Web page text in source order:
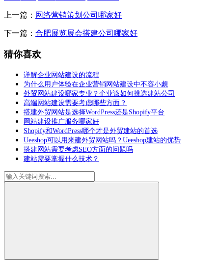
上一篇： 网络营销策划公司哪家好
下一篇： 合肥展览展会搭建公司哪家好
猜你喜欢
详解企业网站建设的流程
为什么用户体验在企业营销网站建设中不容小觑
外贸网站建设哪家专业？企业该如何挑选建站公司
高端网站建设需要考虑哪些方面？
搭建外贸网站是选择WordPress还是Shopify平台
网站建设推广服务哪家好
Shopify和WordPress哪个才是外贸建站的首选
Ueeshop可以用来建外贸网站吗？Ueeshop建站的优势
搭建网站需要考虑SEO方面的问题吗
建站需要掌握什么技术？